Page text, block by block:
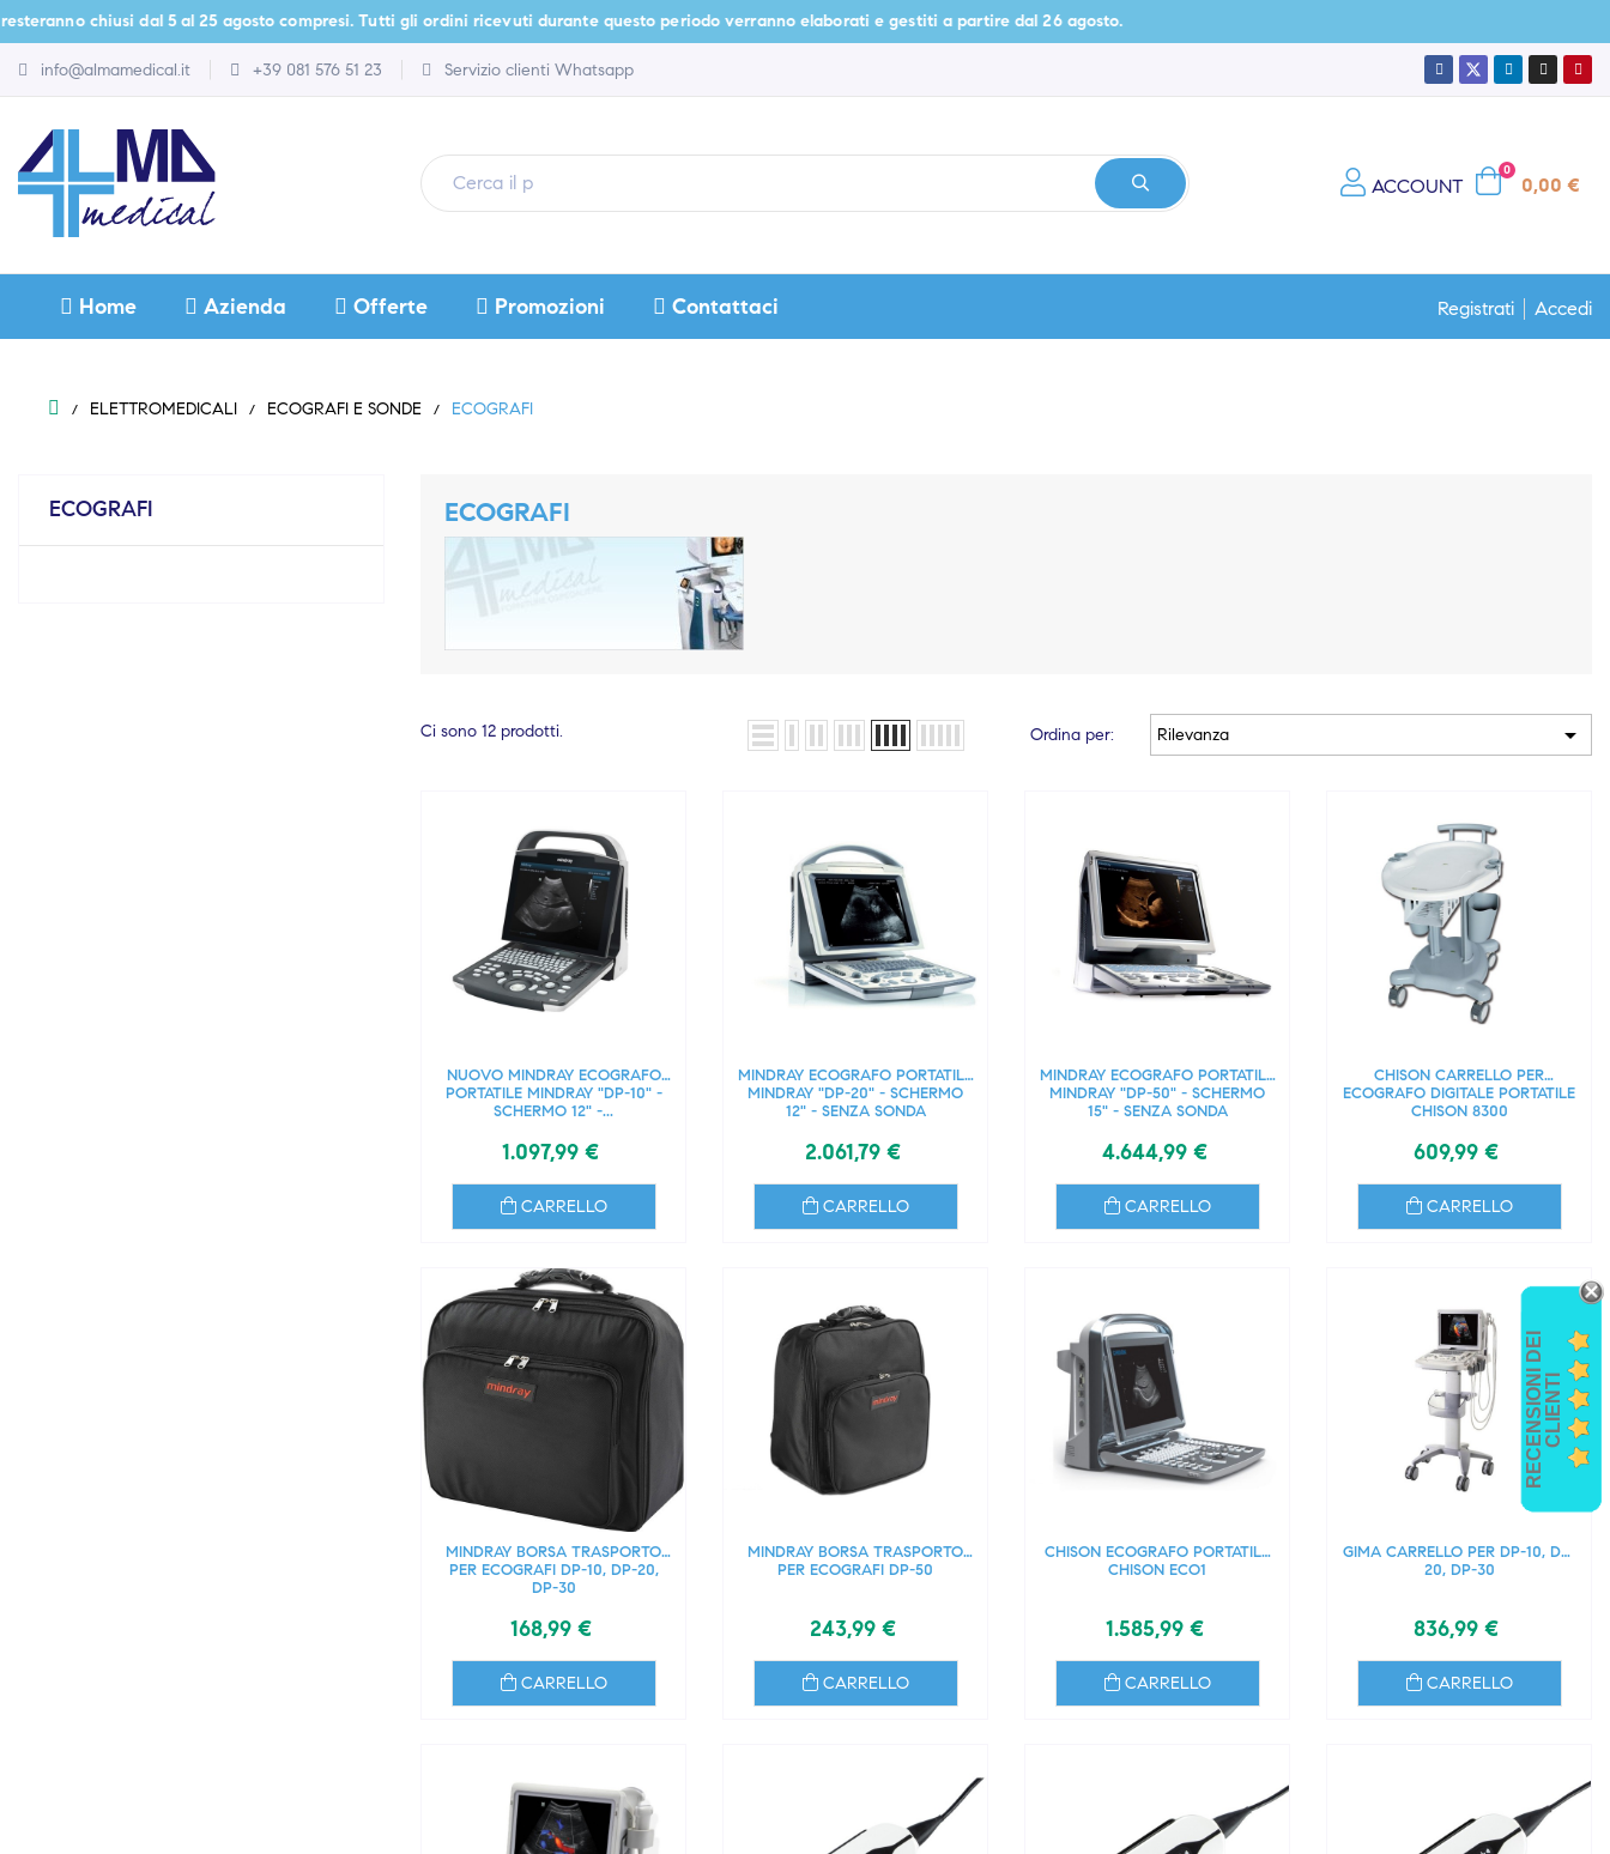
chiusi dal 5 al 25 agosto compresi. Tutti gli ordini ricevuti durante questo periodo verranno elaborati e gestiti a partire dal 26 agosto.
info@almamedical.it +39 081 576 51 23 Servizio clienti Whatsapp
ACCOUNT
0
0,00 €
Home Azienda Offerte Promozioni Contattaci Registrati Accedi
ELETTROMEDICALI ECOGRAFI E SONDE ECOGRAFI
ECOGRAFI ECOGRAFI
Ci sono 12 prodotti. Ordina per: Rilevanza 
NUOVO MINDRAY ECOGRAFO
PORTATILE MINDRAY "DP-10" -
SCHERMO 12" -...
1.097,99 €
CARRELLO
MINDRAY ECOGRAFO PORTATILE
MINDRAY "DP-20" - SCHERMO
12" - SENZA SONDA
2.061,79 €
CARRELLO
MINDRAY ECOGRAFO PORTATILE
MINDRAY "DP-50" - SCHERMO
15" - SENZA SONDA
4.644,99 €
CARRELLO
CHISON CARRELLO PER
ECOGRAFO DIGITALE PORTATILE
CHISON 8300
609,99 €
CARRELLO
MINDRAY BORSA TRASPORTO
PER ECOGRAFI DP-10, DP-20,
DP-30
168,99 €
CARRELLO
MINDRAY BORSA TRASPORTO
PER ECOGRAFI DP-50
243,99 €
CARRELLO
CHISON ECOGRAFO PORTATILE
CHISON ECO1
1.585,99 €
CARRELLO
GIMA CARRELLO PER DP-10, DP-
20, DP-30
836,99 €
CARRELLO
R
E
C
E
N
S
I
ON
I
D
E
I
C
L
I
E
N
TI